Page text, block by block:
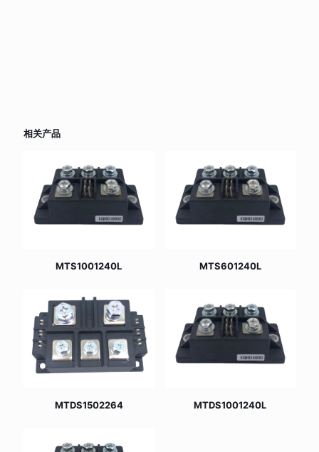
相关产品
MTS1001240L MTS601240L
MTDS1502264 MTDS1001240L